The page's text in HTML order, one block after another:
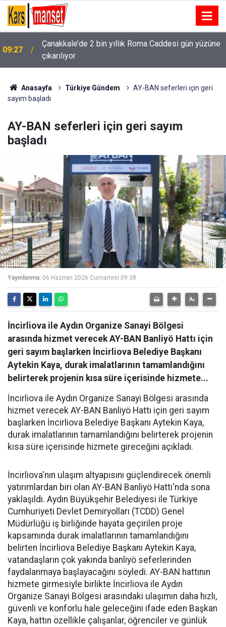
09:25
Eğitim Bir-Sen Başkanı Uçak: "Mazeret tayini
öğretmeni tercih labirentine sokmamalı"
Anasayfa Türkiye Gündem
AY-BAN seferleri için geri
sayım başladı
AY-BAN seferleri için geri sayım
başladı
Yayınlanma: 06 Haziran 2026 Cumartesi 09:38
İncirliova ile Aydın Organize Sanayi Bölgesi
arasında hizmet verecek AY-BAN Banliyö Hattı için
geri sayım başlarken İncirliova Belediye Başkanı
Aytekin Kaya, durak imalatlarının tamamlandığını
belirterek projenin kısa süre içerisinde hizmete...
İncirliova ile Aydın Organize Sanayi Bölgesi arasında
hizmet verecek AY-BAN Banliyö Hattı için geri sayım
başlarken İncirliova Belediye Başkanı Aytekin Kaya,
durak imalatlarının tamamlandığını belirterek projenin
kısa süre içerisinde hizmete gireceğini açıkladı.
İncirliova'nın ulaşım altyapısını güçlendirecek önemli
yatırımlardan biri olan AY-BAN Banliyö Hattı'nda sona
yaklaşıldı. Aydın Büyükşehir Belediyesi ile Türkiye
Cumhuriyeti Devlet Demiryolları (TCDD) Genel
Müdürlüğü iş birliğinde hayata geçirilen proje
kapsamında durak imalatlarının tamamlandığını
belirten İncirliova Belediye Başkanı Aytekin Kaya,
vatandaşların çok yakında banliyö seferlerinden
faydalanmaya başlayacağını söyledi. AY-BAN hattının
hizmete girmesiyle birlikte İncirliova ile Aydın
Organize Sanayi Bölgesi arasındaki ulaşımın daha hızlı,
güvenli ve konforlu hale geleceğini ifade eden Başkan
Kaya, hattın özellikle çalışanlar, öğrenciler ve günlük